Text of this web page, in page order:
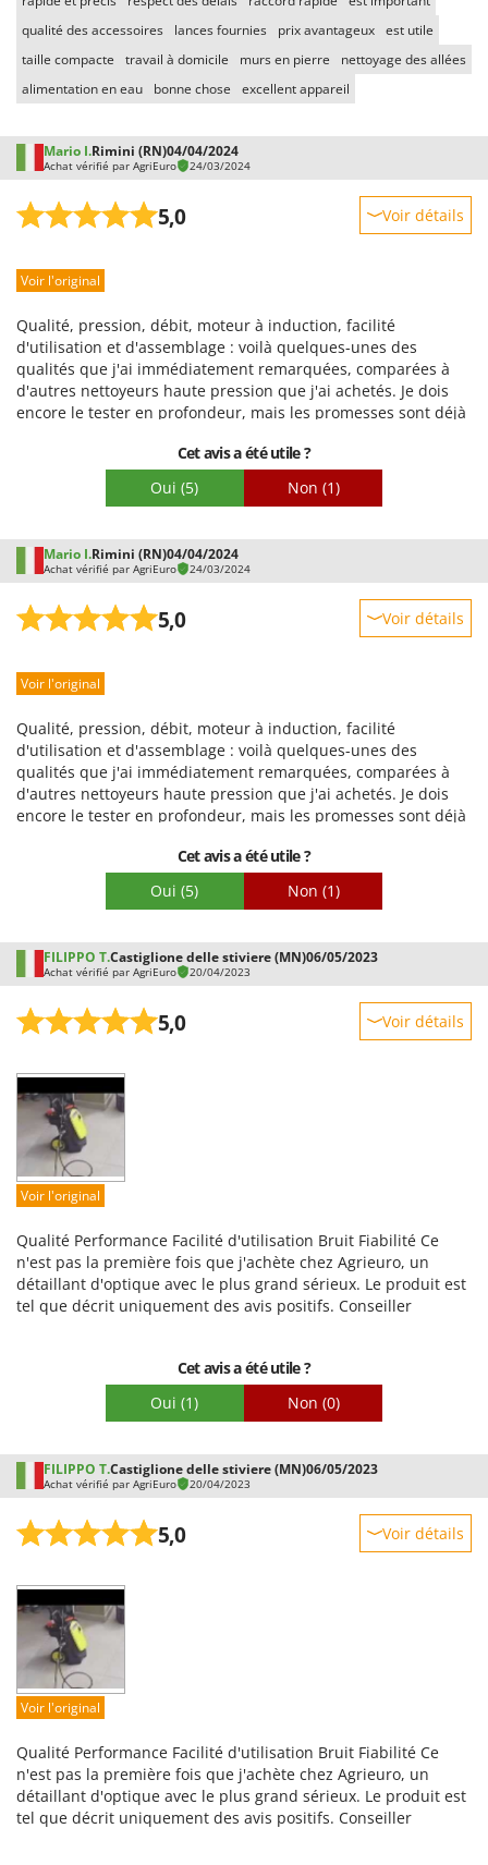
qualité des accessoires
lances fournies prix avantageux est utile
taille compacte
travail à domicile murs en pierre
nettoyage des allées
alimentation en eau
bonne chose excellent appareil
Mario I.Rimini (RN)04/04/2024
Achat vérifié par AgriEuro 24/03/2024
5,0 Voir détails
Prestations
Qualité / Prix
Facilité de montage
Emballage
Voir l'original
Qualité, pression, débit, moteur à induction, facilité
d'utilisation et d'assemblage : voilà quelques-unes des
qualités que j'ai immédiatement remarquées, comparées à
d'autres nettoyeurs haute pression que j'ai achetés. Je dois
encore le tester en profondeur, mais les promesses sont déjà
fiable ; j'avais déjà acheté un aérateur de pelouse chez eux.
La livraison a été effectuée dans les délais et tout est arrivé
en parfait état, bien emballé dans un carton pratique. Bravo à
Cet avis a été utile ?
Oui (5) Non (1)
Mario I.Rimini (RN)04/04/2024
Achat vérifié par AgriEuro 24/03/2024
5,0 Voir détails
Prestations
Qualité / Prix
Facilité de montage
Emballage
Voir l'original
Qualité, pression, débit, moteur à induction, facilité
d'utilisation et d'assemblage : voilà quelques-unes des
qualités que j'ai immédiatement remarquées, comparées à
d'autres nettoyeurs haute pression que j'ai achetés. Je dois
encore le tester en profondeur, mais les promesses sont déjà
fiable ; j'avais déjà acheté un aérateur de pelouse chez eux.
La livraison a été effectuée dans les délais et tout est arrivé
en parfait état, bien emballé dans un carton pratique. Bravo à
Cet avis a été utile ?
Oui (5) Non (1)
FILIPPO T.Castiglione delle stiviere (MN)06/05/2023
Achat vérifié par AgriEuro 20/04/2023
5,0 Voir détails
Prestations
Facilité d'utilisation
Qualité / Prix
Facilité de montage
Voir l'original
Qualité Performance Facilité d'utilisation Bruit Fiabilité Ce
n'est pas la première fois que j'achète chez Agrieuro, un
détaillant d'optique avec le plus grand sérieux. Le produit est
tel que décrit uniquement des avis positifs. Conseiller
Cet avis a été utile ?
Oui (1) Non (0)
FILIPPO T.Castiglione delle stiviere (MN)06/05/2023
Achat vérifié par AgriEuro 20/04/2023
5,0 Voir détails
Prestations
Facilité d'utilisation
Qualité / Prix
Facilité de montage
Voir l'original
Qualité Performance Facilité d'utilisation Bruit Fiabilité Ce
n'est pas la première fois que j'achète chez Agrieuro, un
détaillant d'optique avec le plus grand sérieux. Le produit est
tel que décrit uniquement des avis positifs. Conseiller